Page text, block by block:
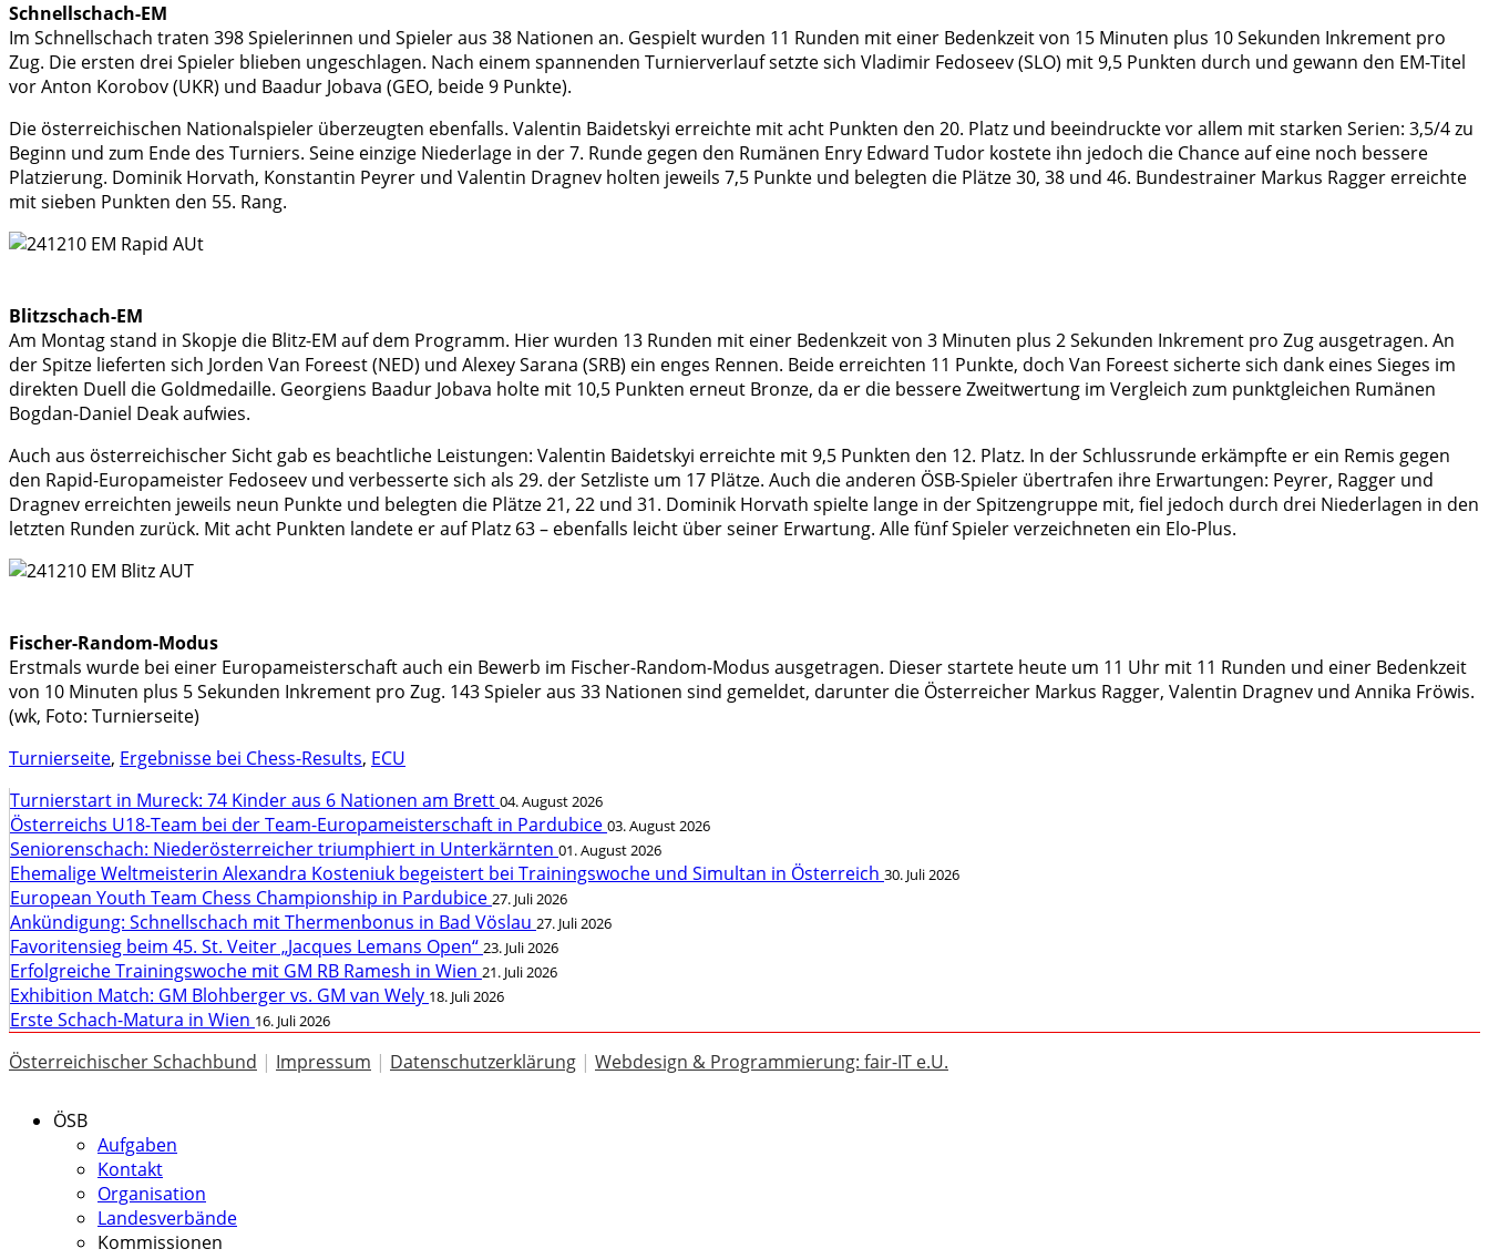
Schnellschach-EM
Im Schnellschach traten 398 Spielerinnen und Spieler aus 38 Nationen an. Gespielt wurden 11 Runden mit einer Bedenkzeit von 15 Minuten plus 10 Sekunden Inkrement pro
Zug. Die ersten drei Spieler blieben ungeschlagen. Nach einem spannenden Turnierverlauf setzte sich Vladimir Fedoseev (SLO) mit 9,5 Punkten durch und gewann den EM-Titel
vor Anton Korobov (UKR) und Baadur Jobava (GEO, beide 9 Punkte).
Die österreichischen Nationalspieler überzeugten ebenfalls. Valentin Baidetskyi erreichte mit acht Punkten den 20. Platz und beeindruckte vor allem mit starken Serien: 3,5/4 zu
Beginn und zum Ende des Turniers. Seine einzige Niederlage in der 7. Runde gegen den Rumänen Enry Edward Tudor kostete ihn jedoch die Chance auf eine noch bessere
Platzierung. Dominik Horvath, Konstantin Peyrer und Valentin Dragnev holten jeweils 7,5 Punkte und belegten die Plätze 30, 38 und 46. Bundestrainer Markus Ragger erreichte
mit sieben Punkten den 55. Rang.
Blitzschach-EM
Am Montag stand in Skopje die Blitz-EM auf dem Programm. Hier wurden 13 Runden mit einer Bedenkzeit von 3 Minuten plus 2 Sekunden Inkrement pro Zug ausgetragen. An
der Spitze lieferten sich Jorden Van Foreest (NED) und Alexey Sarana (SRB) ein enges Rennen. Beide erreichten 11 Punkte, doch Van Foreest sicherte sich dank eines Sieges im
direkten Duell die Goldmedaille. Georgiens Baadur Jobava holte mit 10,5 Punkten erneut Bronze, da er die bessere Zweitwertung im Vergleich zum punktgleichen Rumänen
Bogdan-Daniel Deak aufwies.
Auch aus österreichischer Sicht gab es beachtliche Leistungen: Valentin Baidetskyi erreichte mit 9,5 Punkten den 12. Platz. In der Schlussrunde erkämpfte er ein Remis gegen
den Rapid-Europameister Fedoseev und verbesserte sich als 29. der Setzliste um 17 Plätze. Auch die anderen ÖSB-Spieler übertrafen ihre Erwartungen: Peyrer, Ragger und
Dragnev erreichten jeweils neun Punkte und belegten die Plätze 21, 22 und 31. Dominik Horvath spielte lange in der Spitzengruppe mit, fiel jedoch durch drei Niederlagen in den
letzten Runden zurück. Mit acht Punkten landete er auf Platz 63 – ebenfalls leicht über seiner Erwartung. Alle fünf Spieler verzeichneten ein Elo-Plus.
Fischer-Random-Modus
Erstmals wurde bei einer Europameisterschaft auch ein Bewerb im Fischer-Random-Modus ausgetragen. Dieser startete heute um 11 Uhr mit 11 Runden und einer Bedenkzeit
von 10 Minuten plus 5 Sekunden Inkrement pro Zug. 143 Spieler aus 33 Nationen sind gemeldet, darunter die Österreicher Markus Ragger, Valentin Dragnev und Annika Fröwis.
(wk, Foto: Turnierseite)
Turnierseite, Ergebnisse bei Chess-Results, ECU
Turnierstart in Mureck: 74 Kinder aus 6 Nationen am Brett 04. August 2026
Österreichs U18-Team bei der Team-Europameisterschaft in Pardubice 03. August 2026
Seniorenschach: Niederösterreicher triumphiert in Unterkärnten 01. August 2026
Ehemalige Weltmeisterin Alexandra Kosteniuk begeistert bei Trainingswoche und Simultan in Österreich 30. Juli 2026
European Youth Team Chess Championship in Pardubice 27. Juli 2026
Ankündigung: Schnellschach mit Thermenbonus in Bad Vöslau 27. Juli 2026
Favoritensieg beim 45. St. Veiter „Jacques Lemans Open“ 23. Juli 2026
Erfolgreiche Trainingswoche mit GM RB Ramesh in Wien 21. Juli 2026
Exhibition Match: GM Blohberger vs. GM van Wely 18. Juli 2026
Erste Schach-Matura in Wien 16. Juli 2026
Österreichischer Schachbund | Impressum | Datenschutzerklärung | Webdesign & Programmierung: fair-IT e.U.
ÖSB
Aufgaben
Kontakt
Organisation
Landesverbände
Kommissionen